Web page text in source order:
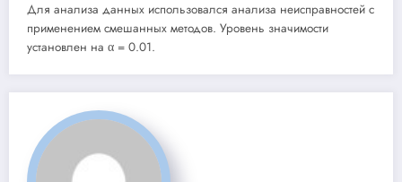
Для анализа данных использовался анализа неисправностей с
применением смешанных методов. Уровень значимости
установлен на α = 0.01.